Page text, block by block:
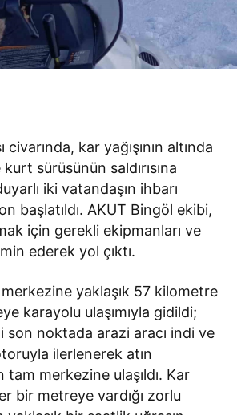
kar yağışının altında
sürüsünün saldırısına
iki vatandaşın ihbarı
başlatıldı. AKUT Bingöl ekibi,
için gerekli ekipmanları ve
ederek yol çıktı.
yaklaşık 57 kilometre
karayolu ulaşımıyla gidildi;
son noktada arazi aracı indi ve
ilerlenerek atın
tam merkezine ulaşıldı. Kar
bir metreye vardığı zorlu